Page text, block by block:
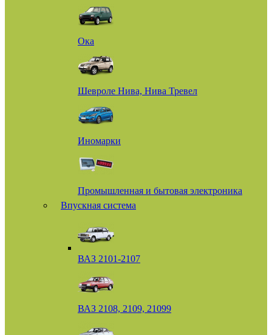
Ока
Шевроле Нива, Нива Тревел
Иномарки
Промышленная и бытовая электроника
Впускная система
ВАЗ 2101-2107
ВАЗ 2108, 2109, 21099